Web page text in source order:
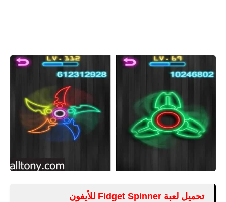
تحميل لعبة Fidget Spinner للأيفون